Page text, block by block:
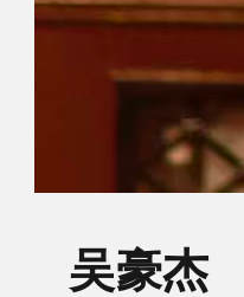
吴豪杰